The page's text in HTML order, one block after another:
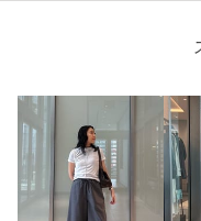
※商品の色味の目安は、
で下記の品名/品番をお申
品名：OSOI POCCO